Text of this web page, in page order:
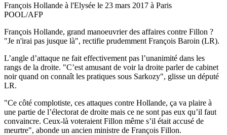
François Hollande à l'Elysée le 23 mars 2017 à Paris
POOL/AFP
François Hollande, grand manoeuvrier des affaires contre Fillon ?
"Je n'irai pas jusque là", rectifie prudemment François Baroin (LR).
L’angle d’attaque ne fait effectivement pas l’unanimité dans les
rangs de la droite. "C’est amusant de voir la droite parler de cabinet
noir quand on connaît les pratiques sous Sarkozy", glisse un député
LR.
"Ce côté complotiste, ces attaques contre Hollande, ça va plaire à
une partie de l’électorat de droite mais ce ne sont pas eux qu’il faut
convaincre. Ceux-là voteraient Fillon même s’il était accusé de
meurtre", abonde un ancien ministre de François Fillon.